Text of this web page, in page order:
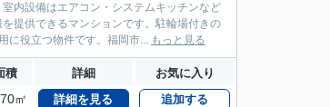
内設備はエアコン・システムキッチンなど
提供できるマンションです。駐輪場付きの
に役立つ物件です。福岡市... もっと見る
積 詳細 お気に入り
㎡ 詳細を見る 追加する